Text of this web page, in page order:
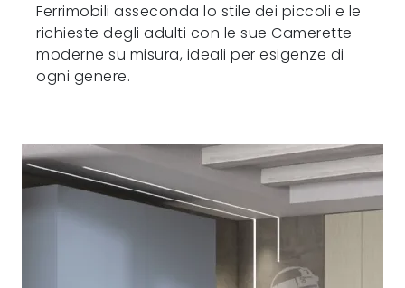
Ferrimobili asseconda lo stile dei piccoli e le
richieste degli adulti con le sue Camerette
moderne su misura, ideali per esigenze di
ogni genere.